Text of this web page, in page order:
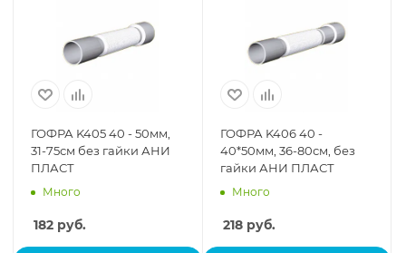
ГОФРА K405 40 - 50мм,
31-75см без гайки АНИ
ПЛАСТ
Много
182 руб.
ГОФРА K406 40 -
40*50мм, 36-80см, без
гайки АНИ ПЛАСТ
Много
218руб.